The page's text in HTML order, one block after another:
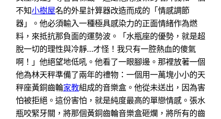
不知小樹屋名的外星計算器改造而成的「情感調節
器」。他必須輸入一種極具感染力的正面情緒作為燃
料，來抵抗那負面的運勢波。「水瓶座的優勢，就是超
脫一切的理性與冷靜…才怪！我只有一腔熱血的傻氣
啊！」他絕望地低吼。他看了一眼腳邊。那裡放著一個
他為林天秤準備了兩年的禮物：一個用一萬塊小小的天
秤座黃銅齒輪家教組成的音樂盒。他從未送出，因為害
怕被拒絕。這份害怕，就是純度最高的單戀情感。張水
瓶咬緊牙關，將那個黃銅齒輪音樂盒砸爛，將所有的齒